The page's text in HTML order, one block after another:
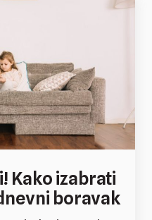
Kako izabrati
boravak